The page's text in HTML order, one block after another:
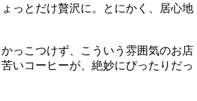
っとだけ贅沢に。とにかく、居心地
っこつけず、こういう雰囲気のお店
いコーヒーが、絶妙にぴったりだっ